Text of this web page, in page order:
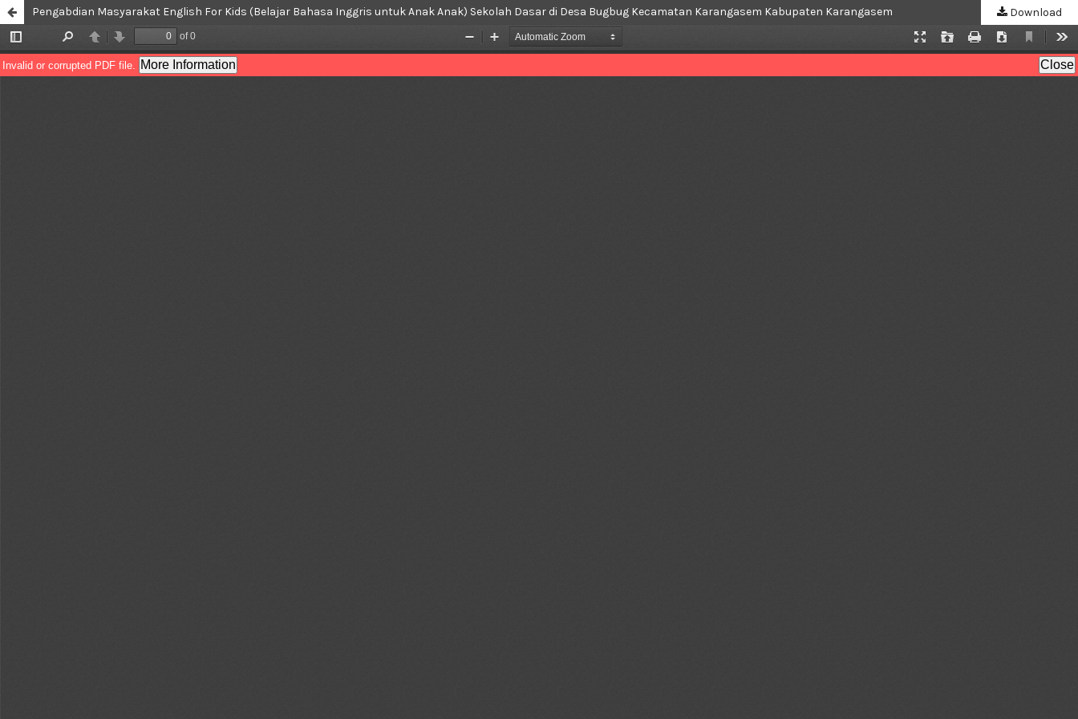
Pengabdian Masyarakat English For Kids (Belajar Bahasa Inggris untuk Anak Anak) Sekolah Dasar di Desa Bugbug Kecamatan Karangasem Kabupaten Karangasem Download